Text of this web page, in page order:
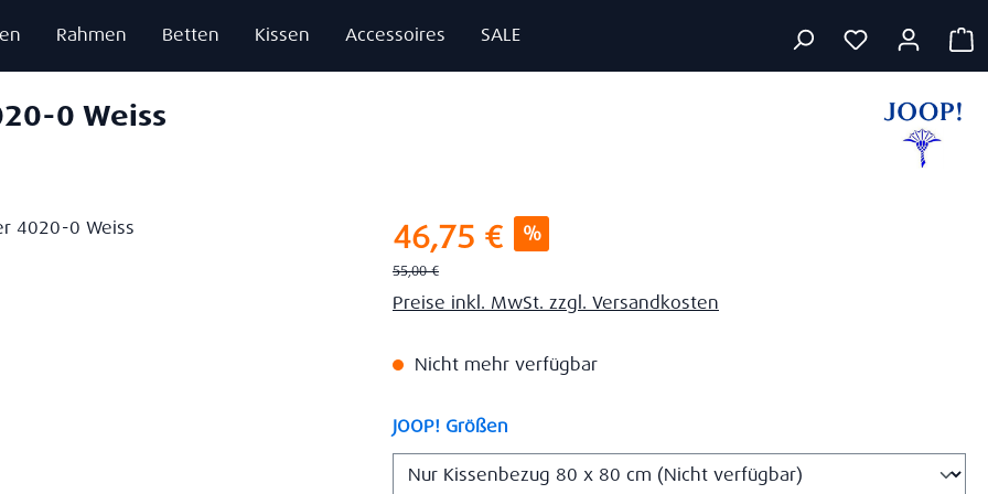
Rahmen Betten Kissen Accessoires SALE
0 Weiss
Verkaufspreis:
46,75 € %
Regulärer Preis:
55,00 €
Preise inkl. MwSt. zzgl. Versandkosten
Nicht mehr verfügbar
JOOP! Größen